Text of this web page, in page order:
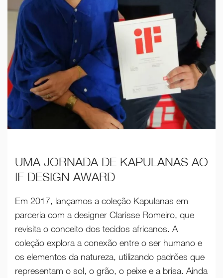
UMA JORNADA DE KAPULANAS AO
IF DESIGN AWARD
Em 2017, lançamos a coleção Kapulanas em
parceria com a designer Clarisse Romeiro, que
revisita o conceito dos tecidos africanos. A
coleção explora a conexão entre o ser humano e
os elementos da natureza, utilizando padrões que
representam o sol, o grão, o peixe e a brisa. Ainda